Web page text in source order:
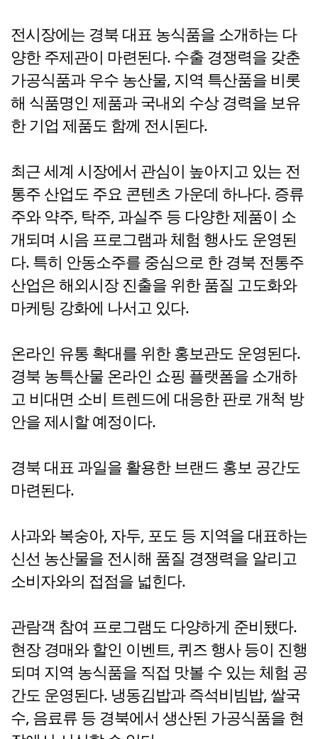
전시장에는 경북 대표 농식품을 소개하는 다
양한 주제관이 마련된다. 수출 경쟁력을 갖춘
가공식품과 우수 농산물, 지역 특산품을 비롯
해 식품명인 제품과 국내외 수상 경력을 보유
한 기업 제품도 함께 전시된다.
최근 세계 시장에서 관심이 높아지고 있는 전
통주 산업도 주요 콘텐츠 가운데 하나다. 증류
주와 약주, 탁주, 과실주 등 다양한 제품이 소
개되며 시음 프로그램과 체험 행사도 운영된
다. 특히 안동소주를 중심으로 한 경북 전통주
산업은 해외시장 진출을 위한 품질 고도화와
마케팅 강화에 나서고 있다.
온라인 유통 확대를 위한 홍보관도 운영된다.
경북 농특산물 온라인 쇼핑 플랫폼을 소개하
고 비대면 소비 트렌드에 대응한 판로 개척 방
안을 제시할 예정이다.
경북 대표 과일을 활용한 브랜드 홍보 공간도
마련된다.
사과와 복숭아, 자두, 포도 등 지역을 대표하는
신선 농산물을 전시해 품질 경쟁력을 알리고
소비자와의 접점을 넓힌다.
관람객 참여 프로그램도 다양하게 준비됐다.
현장 경매와 할인 이벤트, 퀴즈 행사 등이 진행
되며 지역 농식품을 직접 맛볼 수 있는 체험 공
간도 운영된다. 냉동김밥과 즉석비빔밥, 쌀국
수, 음료류 등 경북에서 생산된 가공식품을 현